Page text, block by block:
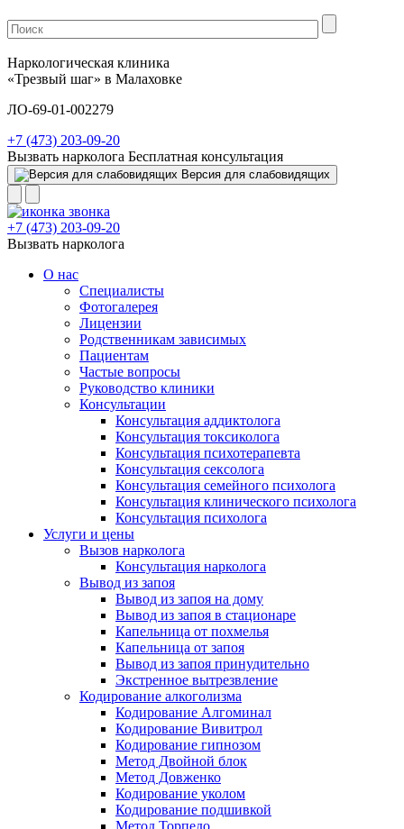
Наркологическая клиника
«Трезвый шаг» в Малаховке
ЛО-69-01-002279
+7 (473) 203-09-20
Вызвать нарколога Бесплатная консультация
Версия для слабовидящих
+7 (473) 203-09-20
Вызвать нарколога
О нас
Специалисты
Фотогалерея
Лицензии
Родственникам зависимых
Пациентам
Частые вопросы
Руководство клиники
Консультации
Консультация аддиктолога
Консультация токсиколога
Консультация психотерапевта
Консультация сексолога
Консультация семейного психолога
Консультация клинического психолога
Консультация психолога
Услуги и цены
Вызов нарколога
Консультация нарколога
Вывод из запоя
Вывод из запоя на дому
Вывод из запоя в стационаре
Капельница от похмелья
Капельница от запоя
Вывод из запоя принудительно
Экстренное вытрезвление
Кодирование алкоголизма
Кодирование Алгоминал
Кодирование Вивитрол
Кодирование гипнозом
Метод Двойной блок
Метод Довженко
Кодирование уколом
Кодирование подшивкой
Метод Торпедо